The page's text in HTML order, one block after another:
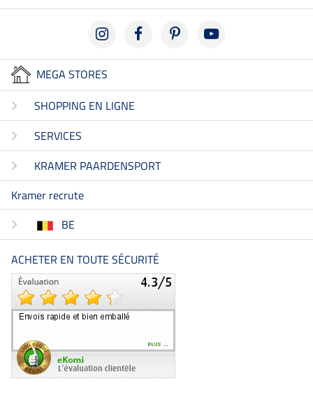
MEGA STORES
SHOPPING EN LIGNE
SERVICES
KRAMER PAARDENSPORT
Kramer recrute
BE
ACHETER EN TOUTE SÉCURITÉ